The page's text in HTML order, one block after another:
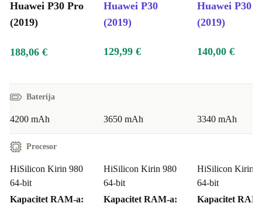
Huawei P30 Pro
(2019)
Huawei P30
(2019)
Huawei P30
(2019)
188,06 € 129,99 € 140,00 €
Baterija
4200 mAh 3650 mAh 3340 mAh
Procesor
HiSilicon Kirin 980
64-bit
Kapacitet RAM-a:
HiSilicon Kirin 980
64-bit
Kapacitet RAM-a:
HiSilicon Kirin
64-bit
Kapacitet